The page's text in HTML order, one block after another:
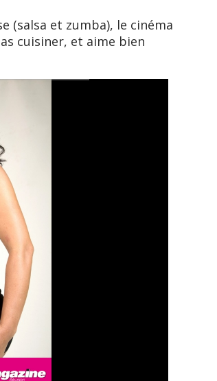
(salsa et zumba), le cinéma
cuisiner, et aime bien